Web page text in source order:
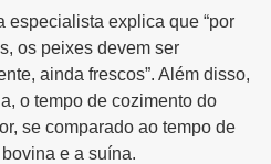
especialista explica que “por
os peixes devem ser
ainda frescos”. Além disso,
o tempo de cozimento do
se comparado ao tempo de
e a suína.